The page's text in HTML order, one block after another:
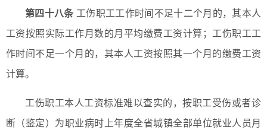
第四十八条 工伤职工工作时间不足十二个月的，其本人
工资按照实际工作月数的月平均缴费工资计算；工伤职工工
作时间不足一个月的，其本人工资按照其一个月的缴费工资
计算。
工伤职工本人工资标准难以查实的，按职工受伤或者诊
断（鉴定）为职业病时上年度全省城镇全部单位就业人员月